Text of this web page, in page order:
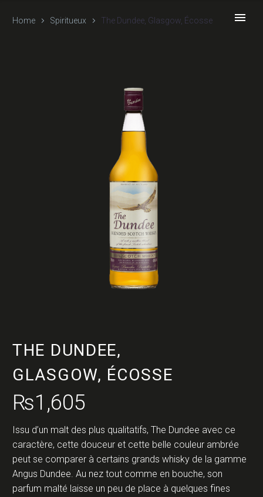
Home Spiritueux The Dundee, Glasgow, Écosse
THE DUNDEE,
GLASGOW, ÉCOSSE
₨1,605
Issu d’un malt des plus qualitatifs, The Dundee avec ce
caractère, cette douceur et cette belle couleur ambrée
peut se comparer à certains grands whisky de la gamme
Angus Dundee. Au nez tout comme en bouche, son
parfum malté laisse un peu de place à quelques fines